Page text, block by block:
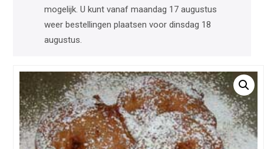
mogelijk. U kunt vanaf maandag 17 augustus
weer bestellingen plaatsen voor dinsdag 18
augustus.